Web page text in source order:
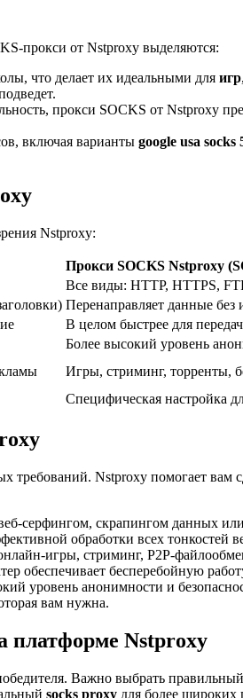
прокси от Nstproxy выделяются:
что делает их идеальными для игр,
прокси SOCKS от Nstproxy
включая варианты google usa socks
Nstproxy:
Прокси SOCKS Nstproxy
Все виды: HTTP, HTTPS,
Перенаправляет данные без
В целом быстрее для
Более высокий уровень
Игры, стриминг, торренты,
Специфическая настройка
требований. Nstproxy помогает
серфингом, скрапингом данных
обработки всех тонкостей
игры, стриминг, P2P-
бесперебойную
уровень анонимности и
вам нужна.
платформе Nstproxy
Важно выбрать
socks proxy для более